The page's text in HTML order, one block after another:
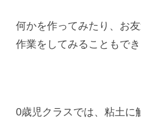
何かを作ってみたり、お
作業をしてみることもでき
0歳児クラスでは、粘土に